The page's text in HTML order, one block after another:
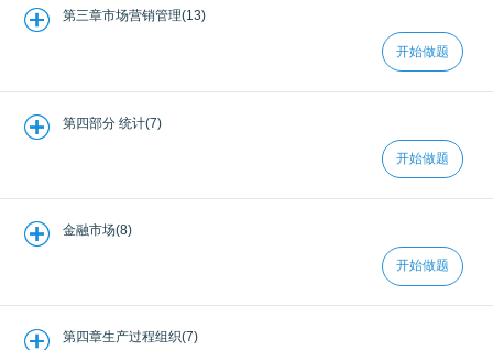
第三章市场营销管理(13)
开始做题
第四部分 统计(7)
开始做题
金融市场(8)
开始做题
第四章生产过程组织(7)